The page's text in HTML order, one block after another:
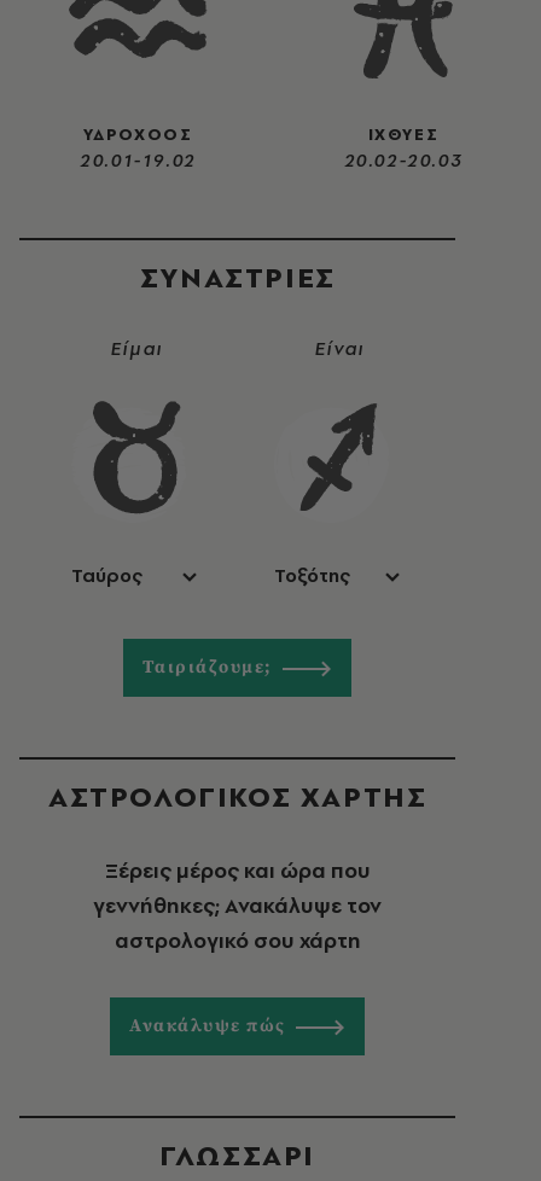
ΥΔΡΟΧΟΟΣ
20.01-19.02
ΙΧΘΥΕΣ
20.02-20.03
ΣΥΝΑΣΤΡIΕΣ
Είμαι
Ταύρος
Είναι
Τοξότης
Ταιριάζουμε;
ΑΣΤΡΟΛΟΓΙΚΟΣ ΧΑΡΤΗΣ
Ξέρεις μέρος και ώρα που
γεννήθηκες; Ανακάλυψε τον
αστρολογικό σου χάρτη
Ανακάλυψε πώς
ΓΛΩΣΣΑΡΙ